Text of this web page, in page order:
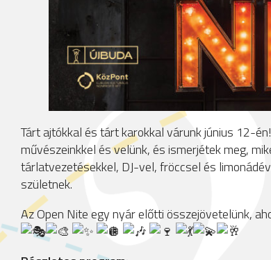
Tárt ajtókkal és tárt karokkal várunk június 12-
művészeinkkel és velünk, és ismerjétek meg,
tárlatvezetésekkel, DJ-vel, fröccsel és
születnek.
Az Open Nite egy nyár előtti összejövetelünk,